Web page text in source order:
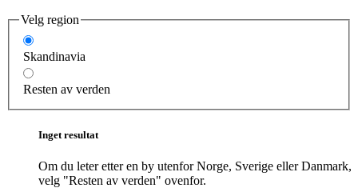
Velg region
Skandinavia
Resten av verden
Inget resultat
Om du leter etter en by utenfor Norge, Sverige eller Danmark,
velg "Resten av verden" ovenfor.